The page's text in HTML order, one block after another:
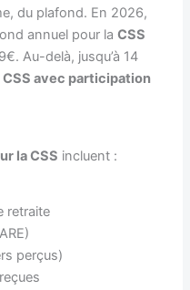
du plafond. En 2026,
annuel pour laCSS
Au-delà, jusqu’à 14
CSS avec participation
la CSS incluent :
retraite
perçus)